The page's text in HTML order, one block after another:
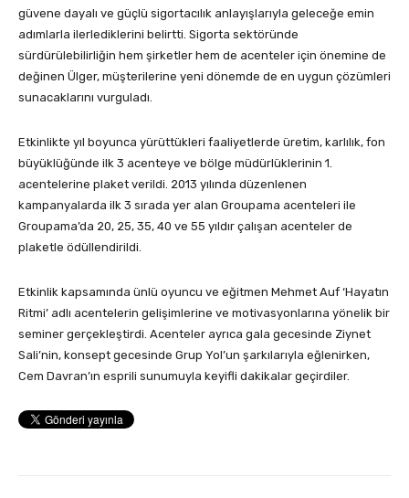
güvene dayalı ve güçlü sigortacılık anlayışlarıyla geleceğe emin
adımlarla ilerlediklerini belirtti. Sigorta sektöründe
sürdürülebilirliğin hem şirketler hem de acenteler için önemine de
değinen Ülger, müşterilerine yeni dönemde de en uygun çözümleri
sunacaklarını vurguladı.
Etkinlikte yıl boyunca yürüttükleri faaliyetlerde üretim, karlılık, fon
büyüklüğünde ilk 3 acenteye ve bölge müdürlüklerinin 1.
acentelerine plaket verildi. 2013 yılında düzenlenen
kampanyalarda ilk 3 sırada yer alan Groupama acenteleri ile
Groupama’da 20, 25, 35, 40 ve 55 yıldır çalışan acenteler de
plaketle ödüllendirildi.
Etkinlik kapsamında ünlü oyuncu ve eğitmen Mehmet Auf ‘Hayatın
Ritmi’ adlı acentelerin gelişimlerine ve motivasyonlarına yönelik bir
seminer gerçekleştirdi. Acenteler ayrıca gala gecesinde Ziynet
Sali’nin, konsept gecesinde Grup Yol’un şarkılarıyla eğlenirken,
Cem Davran’ın esprili sunumuyla keyifli dakikalar geçirdiler.